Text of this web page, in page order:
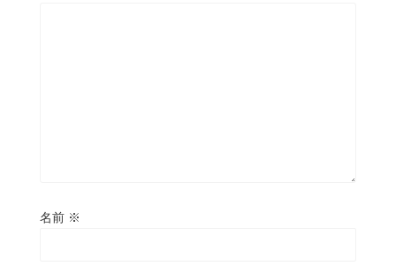
名前 ※